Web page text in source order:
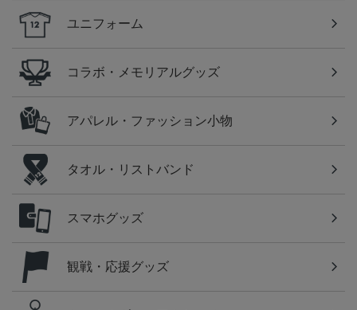
ユニフォーム
コラボ・メモリアルグッズ
アパレル・ファッション小物
タオル・リストバンド
スマホグッズ
観戦・応援グッズ